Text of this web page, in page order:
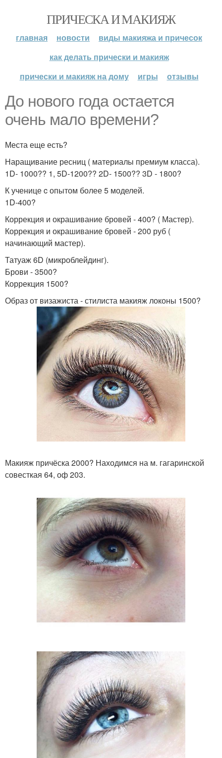
ПРИЧЕСКА И МАКИЯЖ
главная новости
виды макияжа и причесок
как делать прически и макияж
прически и макияж на дому
игры отзывы
До нового года остается
очень мало времени?
Места еще есть?
Наращивание ресниц ( материалы премиум класса).
1D- 1000?? 1, 5D-1200?? 2D- 1500?? 3D - 1800?
К ученице c опытом более 5 моделей.
1D-400?
Коррекция и окрашивание бровей - 400? ( Мастер).
Коррекция и окрашивание бровей - 200 руб (
начинающий мастер).
Татуаж 6D (микроблейдинг).
Брови - 3500?
Коррекция 1500?
Образ от визажиста - стилиста макияж локоны 1500?
Макияж причёска 2000? Находимся на м. гагаринской
совесткая 64, оф 203.